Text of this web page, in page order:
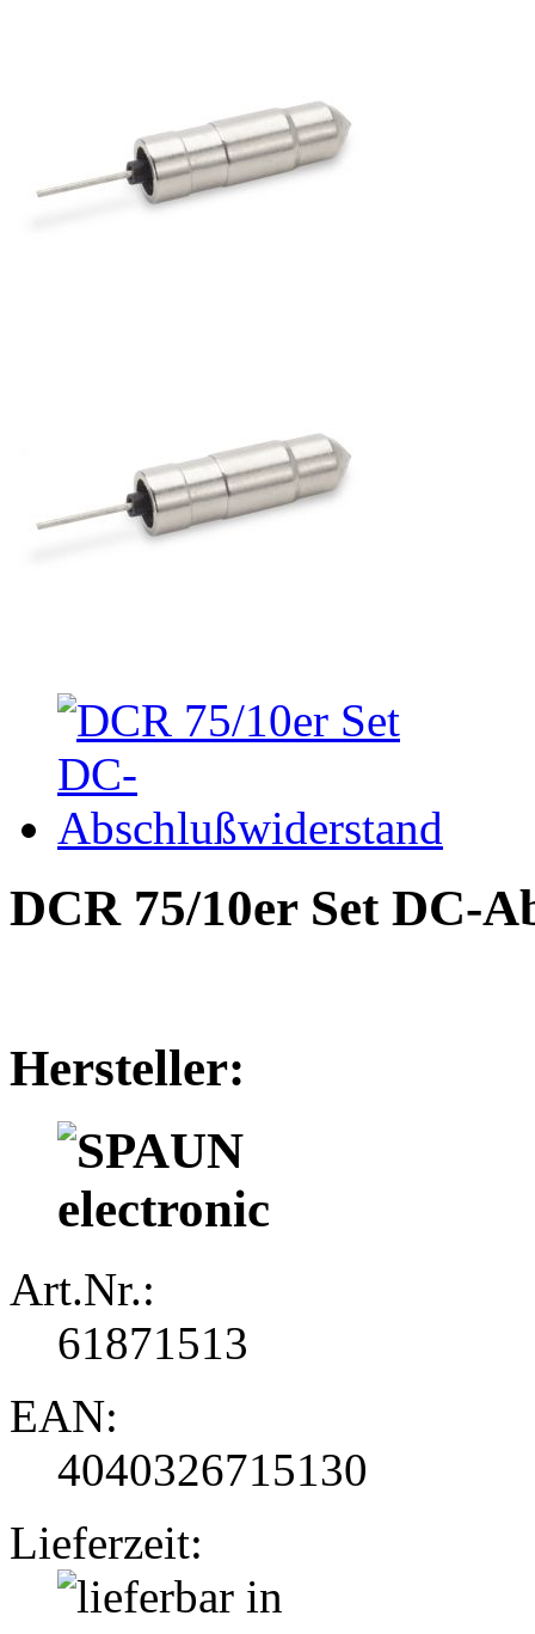
DCR 75/10er Set DC-
Hersteller:
Art.Nr.:
61871513
EAN:
4040326715130
Lieferzeit: